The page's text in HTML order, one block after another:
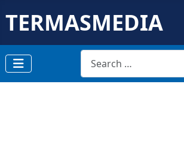
TERMASMEDIA
Search